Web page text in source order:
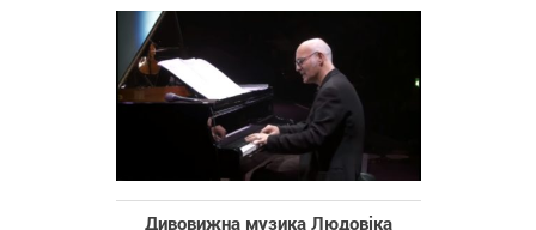
Дивовижна музика Людовіка